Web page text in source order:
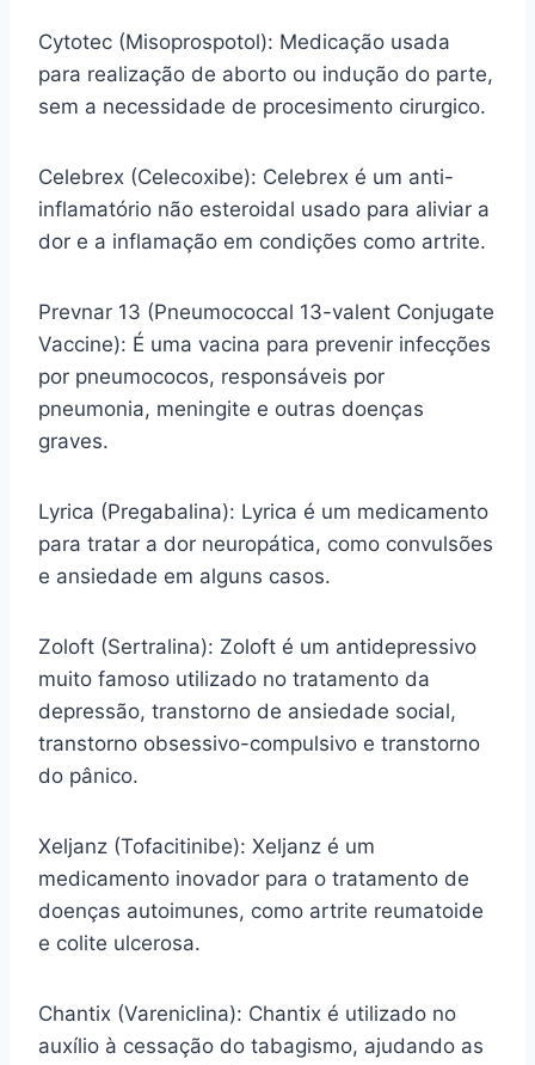
Cytotec (Misoprospotol): Medicação usada
para realização de aborto ou indução do parte,
sem a necessidade de procesimento cirurgico.
Celebrex (Celecoxibe): Celebrex é um anti-
inflamatório não esteroidal usado para aliviar a
dor e a inflamação em condições como artrite.
Prevnar 13 (Pneumococcal 13-valent Conjugate
Vaccine): É uma vacina para prevenir infecções
por pneumococos, responsáveis por
pneumonia, meningite e outras doenças
graves.
Lyrica (Pregabalina): Lyrica é um medicamento
para tratar a dor neuropática, como convulsões
e ansiedade em alguns casos.
Zoloft (Sertralina): Zoloft é um antidepressivo
muito famoso utilizado no tratamento da
depressão, transtorno de ansiedade social,
transtorno obsessivo-compulsivo e transtorno
do pânico.
Xeljanz (Tofacitinibe): Xeljanz é um
medicamento inovador para o tratamento de
doenças autoimunes, como artrite reumatoide
e colite ulcerosa.
Chantix (Vareniclina): Chantix é utilizado no
auxílio à cessação do tabagismo, ajudando as